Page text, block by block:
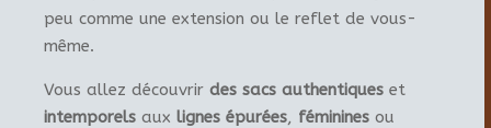
peu comme une extension ou le reflet de vous-
même.
Vous allez découvrir des sacs authentiques et
intemporels aux lignes épurées, féminines ou